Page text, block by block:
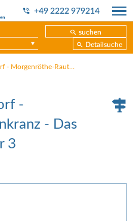
+49 2222 979214
suchen
Detailsuche
Mit dem Rad ums Dorf - Morgenröthe-Rautenkranz - Das Raumfahrtdorf - Tour 3
-
- Das
3